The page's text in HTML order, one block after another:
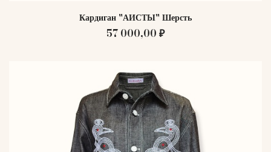
Кардиган "АИСТЫ" Шерсть
57 000,00 ₽